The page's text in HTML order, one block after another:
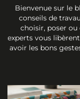
Bienvenue sur le
conseils de
choisir, poser
experts vous
avoir les bons